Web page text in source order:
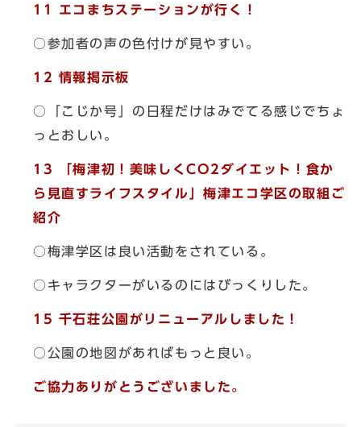
11 エコまちステーションが行く！
○参加者の声の色付けが見やすい。
12 情報掲示板
○「こじか号」の日程だけはみでてる感じでちょ
っとおしい。
13 「梅津初！美味しくCO2ダイエット！食か
ら見直すライフスタイル」梅津エコ学区の取組ご
紹介
○梅津学区は良い活動をされている。
○キャラクターがいるのにはびっくりした。
15 千石荘公園がリニューアルしました！
○公園の地図があればもっと良い。
ご協力ありがとうございました。